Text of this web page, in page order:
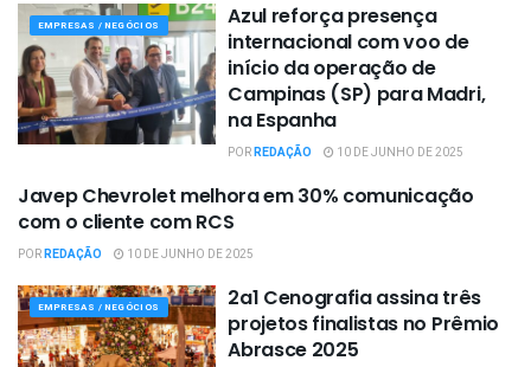
EMPRESAS / NEGÓCIOS
Azul reforça presença
internacional com voo de
início da operação de
Campinas (SP) para Madri,
na Espanha
PORREDAÇÃO 10 DE JUNHO DE 2025
COMUNICAÇÃO INTEGRADA
Javep Chevrolet melhora em 30% comunicação
com o cliente com RCS
PORREDAÇÃO 10 DE JUNHO DE 2025
EMPRESAS / NEGÓCIOS
2a1 Cenografia assina três
projetos finalistas no Prêmio
Abrasce 2025